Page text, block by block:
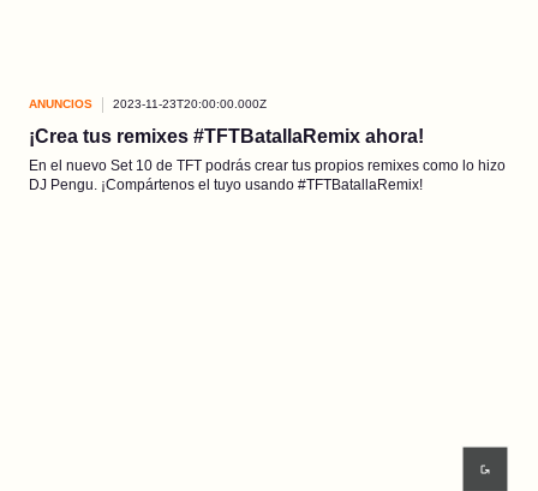
ANUNCIOS 2023-11-23T20:00:00.000Z
¡Crea tus remixes #TFTBatallaRemix ahora!
En el nuevo Set 10 de TFT podrás crear tus propios remixes como lo hizo
DJ Pengu. ¡Compártenos el tuyo usando #TFTBatallaRemix!